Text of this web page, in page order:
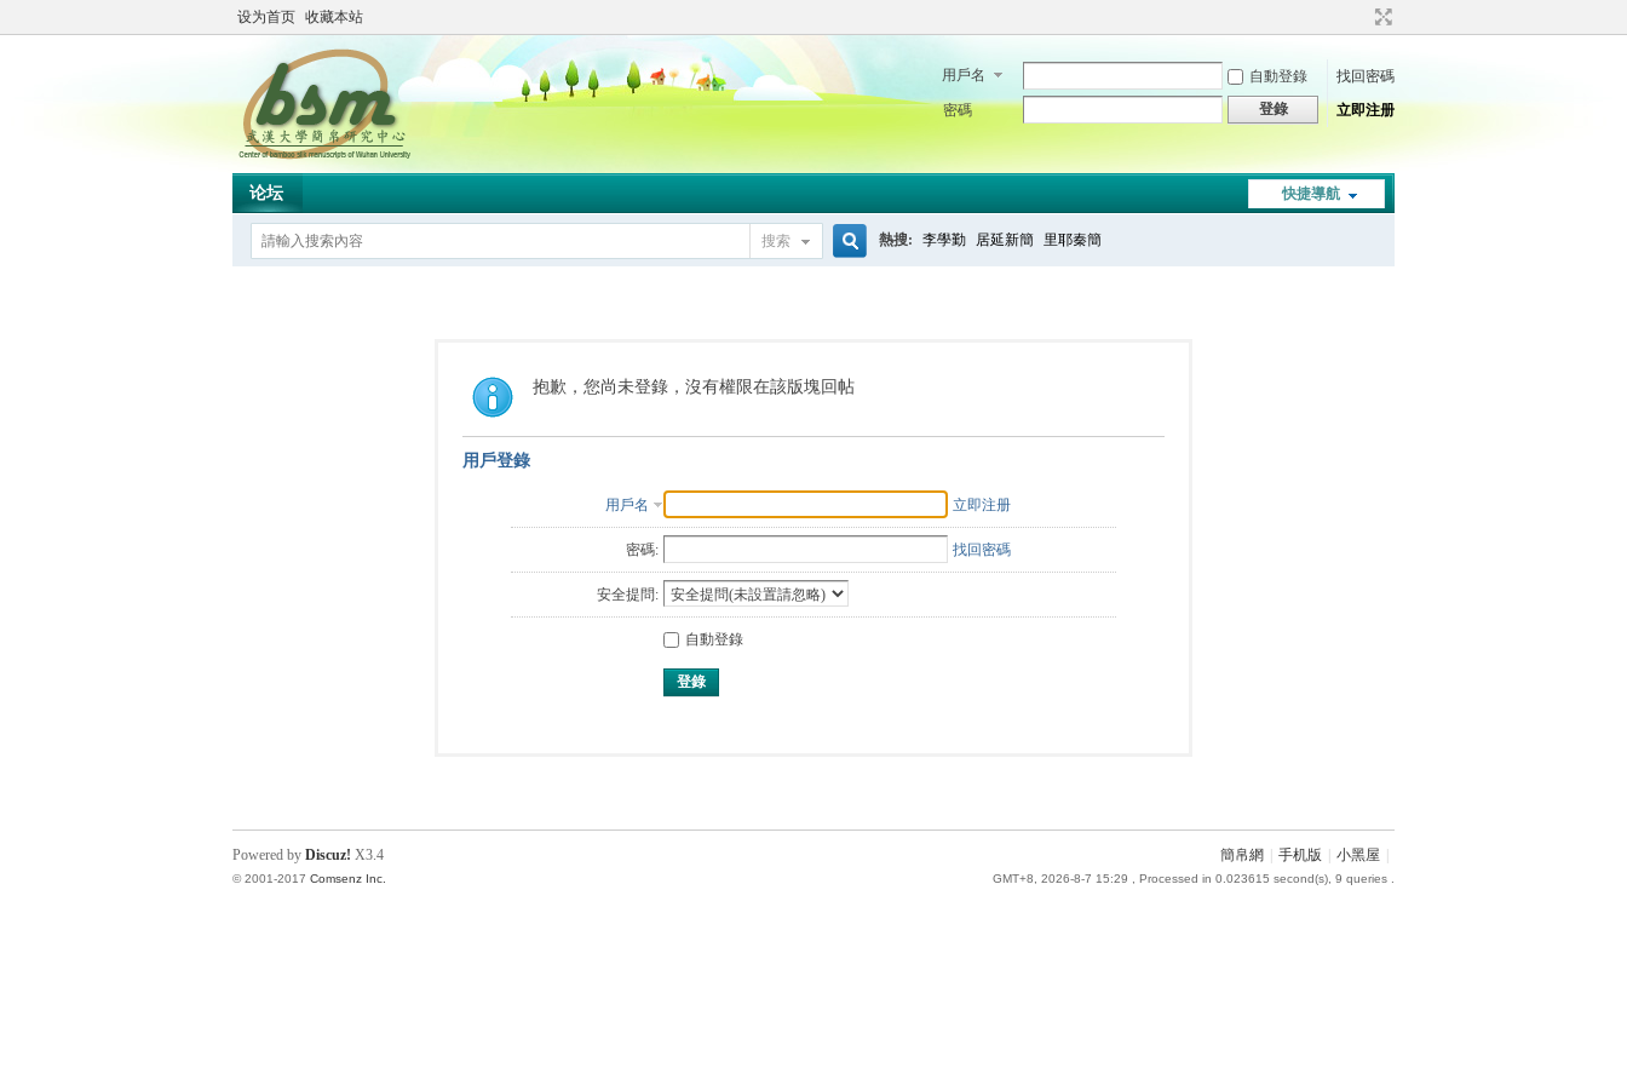
设为首页 收藏本站
用戶名 自動登錄
找回密碼
密碼
登錄 立即注册
快捷導航
论坛
搜索
索
熱搜: 李學勤 居延新簡 里耶秦簡
抱歉，您尚未登錄，沒有權限在該版塊回帖
用戶登錄
用戶名 立即注册
密碼: 找回密碼
安全提問:
自動登錄
登錄
簡帛網 手机版 小黑屋
GMT+8, 2026-8-7 15:29 , Processed in 0.023615 second(s), 9 queries .
Powered by Discuz! X3.4
© 2001-2017 Comsenz Inc.